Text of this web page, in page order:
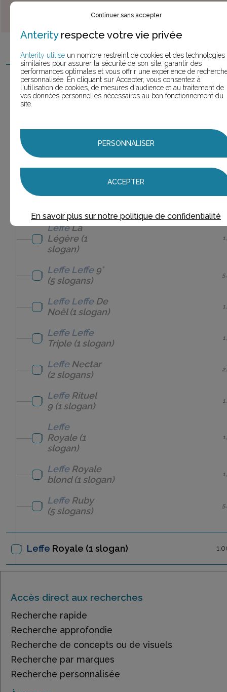
Leffe(41 slogans)
Leffe
Blonde(1
LeffeLa
Légère(1
slogan)
Leffe Leffe9°
(5 slogans)
Leffe LeffeDe
Noël(1 slogan)
Leffe Leffe
Triple(1 slogan)
Leffe Nectar
(2 slogans)
Leffe Rituel
9 (1 slogan)
Leffe
Royale(1
slogan)
Leffe Royale
blond(1 slogan)
Leffe Ruby
(5 slogans)
Leffe Royale (1 slogan)
Accès direct aux recherches
Recherche rapide
Recherche approfondie
Recherche de concepts ou de visuels
Recherche par marques
Recherche personnalisée
Continuer sans accepter
Anterityrespecte votre vie privée
Anterity utilise un nombre restreint de cookies et des technologies
similaires pour assurer la sécurité de son site, garantir des
performances optimales et vous offrir une expérience de
personnalisée. En cliquant sur Accepter, vous consentez à
l'utilisation de cookies, de mesures d'audience et au traitement de
vos données personnelles nécessaires au bon fonctionnement du
site.
PERSONNALISER
ACCEPTER
En savoir plus sur notre politique de confidentialité